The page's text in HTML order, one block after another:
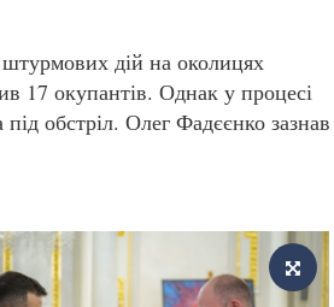
дій на околицях
17 окупантів. Однак у процесі
обстріл. Олег Фадєєнко зазнав